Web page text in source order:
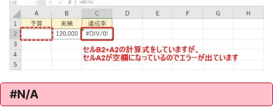
#N/A